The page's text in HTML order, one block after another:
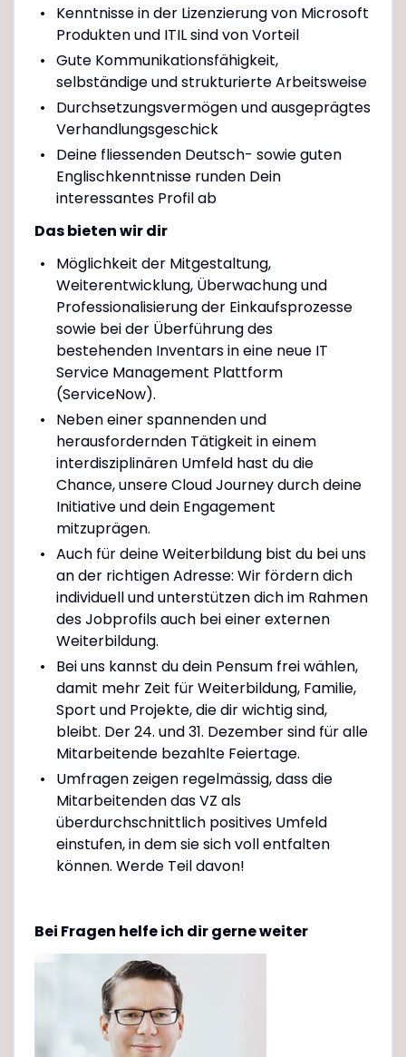
Kenntnisse in der Lizenzierung von Microsoft
Produkten und ITIL sind von Vorteil
Gute Kommunikationsfähigkeit,
selbständige und strukturierte Arbeitsweise
Durchsetzungsvermögen und ausgeprägtes
Verhandlungsgeschick
Deine fliessenden Deutsch- sowie guten
Englischkenntnisse runden Dein
interessantes Profil ab
Das bieten wir dir
Möglichkeit der Mitgestaltung,
Weiterentwicklung, Überwachung und
Professionalisierung der Einkaufsprozesse
sowie bei der Überführung des
bestehenden Inventars in eine neue IT
Service Management Plattform
(ServiceNow).
Neben einer spannenden und
herausfordernden Tätigkeit in einem
interdisziplinären Umfeld hast du die
Chance, unsere Cloud Journey durch deine
Initiative und dein Engagement
mitzuprägen.
Auch für deine Weiterbildung bist du bei uns
an der richtigen Adresse: Wir fördern dich
individuell und unterstützen dich im Rahmen
des Jobprofils auch bei einer externen
Weiterbildung.
Bei uns kannst du dein Pensum frei wählen,
damit mehr Zeit für Weiterbildung, Familie,
Sport und Projekte, die dir wichtig sind,
bleibt. Der 24. und 31. Dezember sind für alle
Mitarbeitende bezahlte Feiertage.
Umfragen zeigen regelmässig, dass die
Mitarbeitenden das VZ als
überdurchschnittlich positives Umfeld
einstufen, in dem sie sich voll entfalten
können. Werde Teil davon!
Bei Fragen helfe ich dir gerne weiter